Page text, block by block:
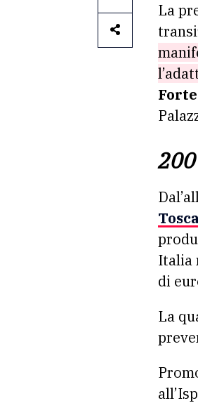
La
Italia
di
La